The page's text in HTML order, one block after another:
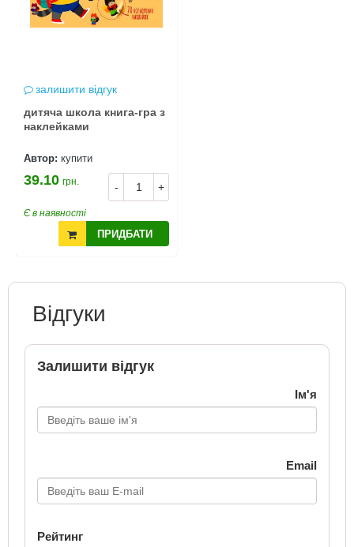
залишити відгук
дитяча школа книга-гра з
наклейками
Автор: купити
- +
39.10 грн.
Є в наявності
ПРИДБАТИ
Відгуки
Залишити відгук
Ім'я
Email
Рейтинг